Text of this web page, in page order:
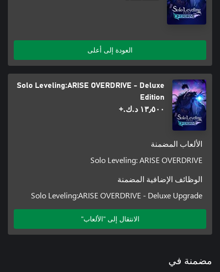
العودة إلى أعلى
Solo Leveling:ARISE OVERDRIVE - Deluxe
Edition
١٣٫٥٠٠ د.ك.‏+
الألعاب المضمنة
Solo Leveling: ARISE OVERDRIVE
الوظائف الإضافية المضمنة
Solo Leveling:ARISE OVERDRIVE - Deluxe Upgrade
الانتقال إلى "الألعاب"
مضمنة في